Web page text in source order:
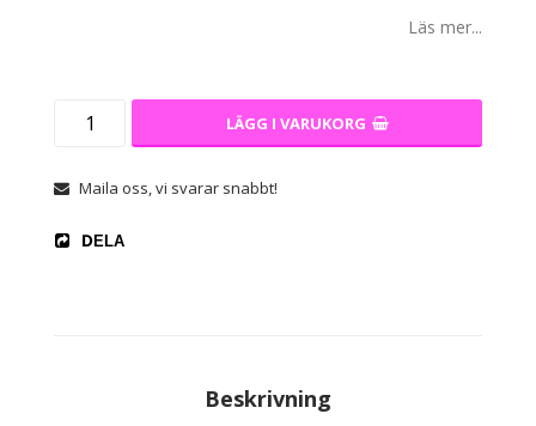
Läs mer...
LÄGG I VARUKORG
Maila oss, vi svarar snabbt!
DELA
Beskrivning